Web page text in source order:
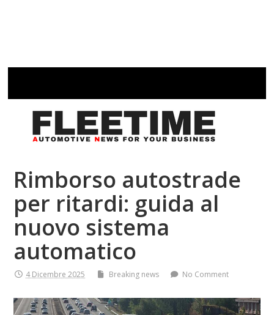
Rimborso autostrade
per ritardi: guida al
nuovo sistema
automatico
4 Dicembre 2025 Breaking news No Comment